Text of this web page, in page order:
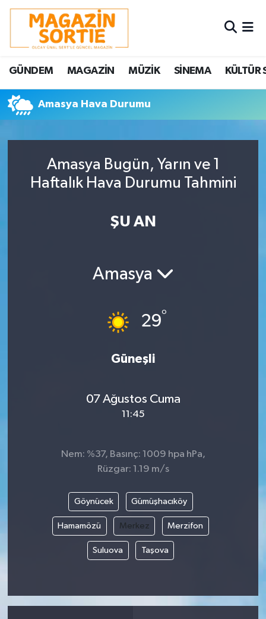
GÜNDEM MAGAZİN MÜZİK SİNEMA KÜLTÜR
Amasya Hava Durumu
Amasya Bugün, Yarın ve 1
Haftalık Hava Durumu Tahmini
ŞU AN
Amasya
29°
Güneşli
07 Ağustos Cuma
11:45
Nem: %37, Basınç: 1009 hpa hPa,
Rüzgar: 1.19 m/s
Göynücek Gümüşhacıköy
Hamamözü Merkez Merzifon
Suluova Taşova
Nöbetçi Eczaneler
Hava Durumu
Trafik Durumu
Tüm Manşetler